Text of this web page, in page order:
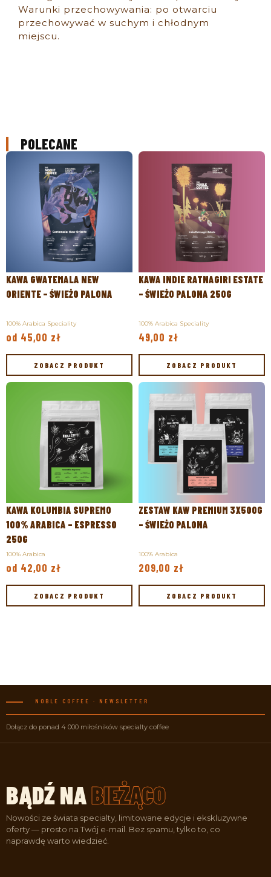
Warunki przechowywania: po otwarciu
przechowywać w suchym i chłodnym
miejscu.
POLECANE
ZOBACZ PRODUKT
KAWA GWATEMALA NEW
ORIENTE – ŚWIEŻO PALONA
100% Arabica Speciality
od 45,00 zł
ZOBACZ PRODUKT
ZOBACZ PRODUKT
KAWA INDIE RATNAGIRI ESTATE
– ŚWIEŻO PALONA 250G
100% Arabica Speciality
49,00 zł
ZOBACZ PRODUKT
ZOBACZ PRODUKT
KAWA KOLUMBIA SUPREMO
100% ARABICA – ESPRESSO
250G
100% Arabica
od 42,00 zł
ZOBACZ PRODUKT
ZOBACZ PRODUKT
ZESTAW KAW PREMIUM 3X500G
– ŚWIEŻO PALONA
100% Arabica
209,00 zł
ZOBACZ PRODUKT
NOBLE COFFEE · NEWSLETTER
Dołącz do ponad 4 000 miłośników specialty coffee
BĄDŹNABIEŻĄCO
Nowości ze świata specialty, limitowane edycje i ekskluzywne
oferty — prosto na Twój e-mail. Bez spamu, tylko to, co
naprawdę warto wiedzieć.